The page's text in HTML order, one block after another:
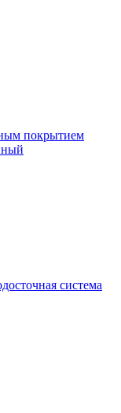
покрытием
система